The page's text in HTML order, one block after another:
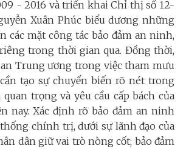
- 2016 và triển khai Chỉ thị số 12-
Xuân Phúc biểu dương những
mặt công tác bảo đảm an ninh,
trong thời gian qua. Đồng thời,
Trung ương trong việc tham mưu
tạo sự chuyển biến rõ nét trong
trọng và yêu cầu cấp bách của
Xác định rõ bảo đảm an ninh
chính trị, dưới sự lãnh đạo của
dân giữ vai trò nòng cốt; bảo đảm